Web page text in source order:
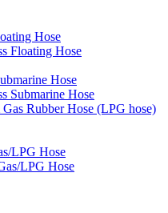
Hose
Floating Hose
Hose
Submarine Hose
Rubber Hose (LPG hose)
LPG Hose
LPG Hose